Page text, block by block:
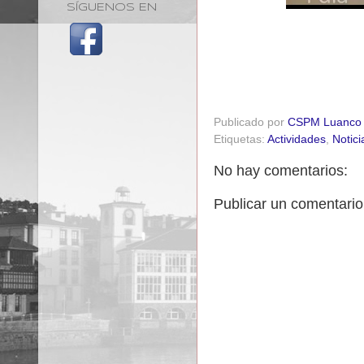
Publicado por CSPM Luanco
Etiquetas: Actividades,
No hay comentarios:
Publicar un comentario
SÍGUENOS EN